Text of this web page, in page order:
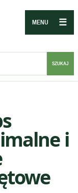
MENU ☰
SZUKAJ
i